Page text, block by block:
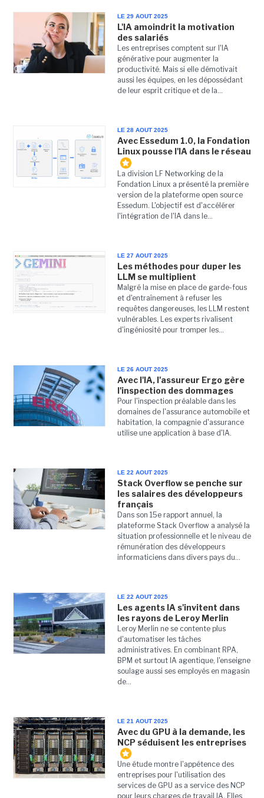
LE 29 AOUT 2025
L'IA amoindrit la motivation
des salariés
Les entreprises comptent sur l'IA
générative pour augmenter la
productivité. Mais si elle démotivait
aussi les équipes, en les dépossédant
de leur esprit critique et de la...
LE 28 AOUT 2025
Avec Essedum 1.0, la Fondation
Linux pousse l'IA dans le réseau
La division LF Networking de la
Fondation Linux a présenté la première
version de la plateforme open source
Essedum. L'objectif est d'accélérer
l'intégration de l'IA dans le...
LE 27 AOUT 2025
Les méthodes pour duper les
LLM se multiplient
Malgré la mise en place de garde-fous
et d'entraînement à refuser les
requêtes dangereuses, les LLM restent
vulnérables. Les experts rivalisent
d'ingéniosité pour tromper les...
LE 26 AOUT 2025
Avec l'IA, l'assureur Ergo gère
l'inspection des dommages
Pour l'inspection préalable dans les
domaines de l'assurance automobile et
habitation, la compagnie d'assurance
utilise une application à base d'IA.
LE 22 AOUT 2025
Stack Overflow se penche sur
les salaires des développeurs
français
Dans son 15e rapport annuel, la
plateforme Stack Overflow a analysé la
situation professionnelle et le niveau de
rémunération des développeurs
informaticiens dans divers pays du...
LE 22 AOUT 2025
Les agents IA s'invitent dans
les rayons de Leroy Merlin
Leroy Merlin ne se contente plus
d'automatiser les tâches
administratives. En combinant RPA,
BPM et surtout IA agentique, l'enseigne
soulage aussi ses employés en magasin
de...
LE 21 AOUT 2025
Avec du GPU à la demande, les
NCP séduisent les entreprises
Une étude montre l'appétence des
entreprises pour l'utilisation des
services de GPU as a service des NCP
pour leurs charges de travail IA. Elles